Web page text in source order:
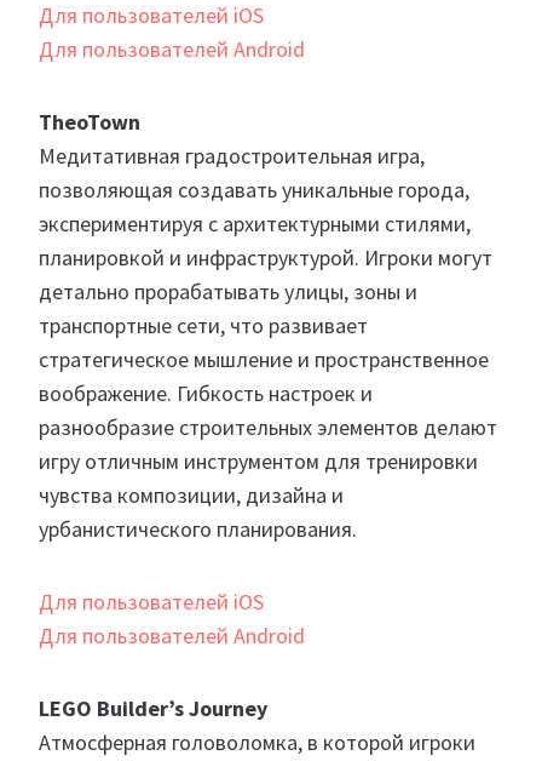
Для пользователей iOS
Для пользователей Android
TheoTown
Медитативная градостроительная игра,
позволяющая создавать уникальные города,
экспериментируя с архитектурными стилями,
планировкой и инфраструктурой. Игроки могут
детально прорабатывать улицы, зоны и
транспортные сети, что развивает
стратегическое мышление и пространственное
воображение. Гибкость настроек и
разнообразие строительных элементов делают
игру отличным инструментом для тренировки
чувства композиции, дизайна и
урбанистического планирования.
Для пользователей iOS
Для пользователей Android
LEGO Builder’s Journey
Атмосферная головоломка, в которой игроки